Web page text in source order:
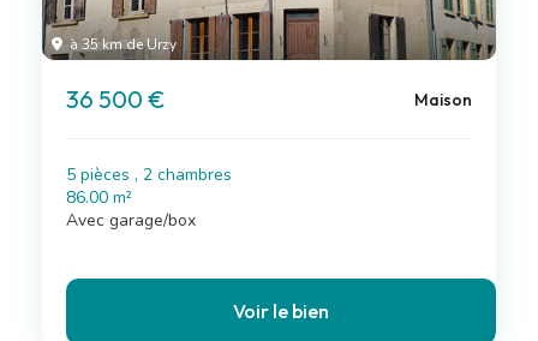
à 35 km de Urzy
36 500 € Maison
5 pièces , 2 chambres
86.00 m²
Avec garage/box
Voir le bien